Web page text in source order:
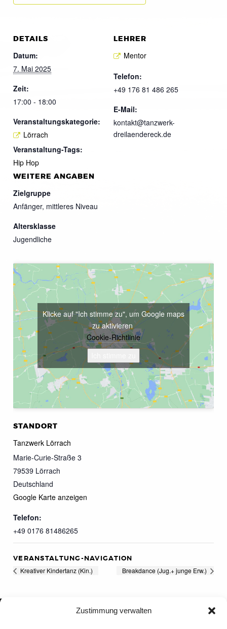
Zustimmung verwalten
DETAILS
Datum:
7. Mai 2025
Zeit:
17:00 - 18:00
Veranstaltungskategorie:
Lörrach
Veranstaltung-Tags:
Hip Hop
LEHRER
Mentor
Telefon:
+49 176 81 486 265
E-Mail:
kontakt@tanzwerk-
dreilaendereck.de
WEITERE ANGABEN
Zielgruppe
Anfänger, mittleres Niveau
Altersklasse
Jugendliche
STANDORT
Tanzwerk Lörrach
Marie-Curie-Straße 3
79539 Lörrach
Deutschland
Google Karte anzeigen
Telefon:
+49 0176 81486265
Klicke auf "Ich stimme zu", um Google maps
zu aktivieren
Cookie-Richtlinie
VERANSTALTUNG-NAVIGATION
Kreativer Kindertanz (Kin.) Breakdance (Jug.+ junge Erw.)